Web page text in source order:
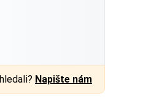
Napište nám